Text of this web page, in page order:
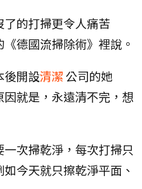
的打掃更令人痛苦
德國流掃除術》裡說。
後開設清潔公司的她
就是，永遠清不完，想
次掃乾淨，每次打掃只
今天就只擦乾淨平面、